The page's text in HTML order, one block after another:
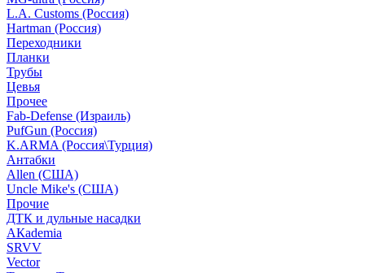
L.A. Customs (Россия)
Hartman (Россия)
Переходники
Планки
Трубы
Цевья
Прочее
Fab-Defense (Израиль)
PufGun (Россия)
K.ARMA (Россия\Турция)
Антабки
Allen (США)
Uncle Mike's (США)
Прочие
ДТК и дульные насадки
АКademia
SRVV
Vector